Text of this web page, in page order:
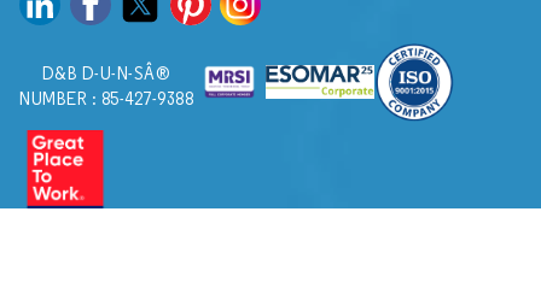
D&B D-U-N-SÂ®
NUMBER : 85-427-9388